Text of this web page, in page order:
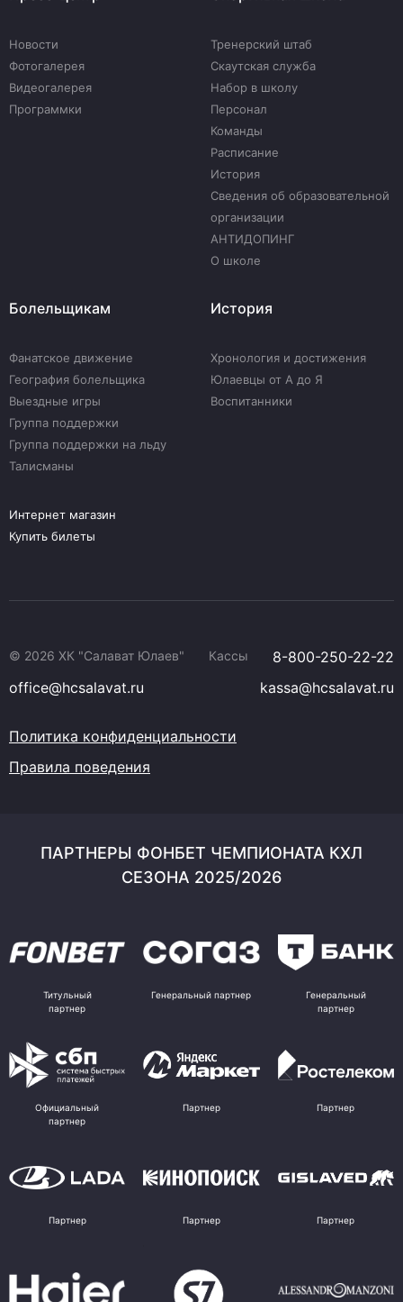
Новости
Фотогалерея
Видеогалерея
Программки
Тренерский штаб
Скаутская служба
Набор в школу
Персонал
Команды
Расписание
История
Сведения об образовательной
организации
АНТИДОПИНГ
О школе
Болельщикам
Фанатское движение
География болельщика
Выездные игры
Группа поддержки
Группа поддержки на льду
Талисманы
История
Хронология и достижения
Юлаевцы от А до Я
Воспитанники
Интернет магазин
Купить билеты
© 2026 ХК "Салават Юлаев" Кассы
8-800-250-22-22
office@hcsalavat.ru
kassa@hcsalavat.ru
Политика конфиденциальности
Правила поведения
ПАРТНЕРЫ ФОНБЕТ ЧЕМПИОНАТА КХЛ
СЕЗОНА 2025/2026
Титульный
партнер
Генеральный партнер
Генеральный
партнер
Официальный
партнер
Партнер Партнер
Партнер Партнер Партнер